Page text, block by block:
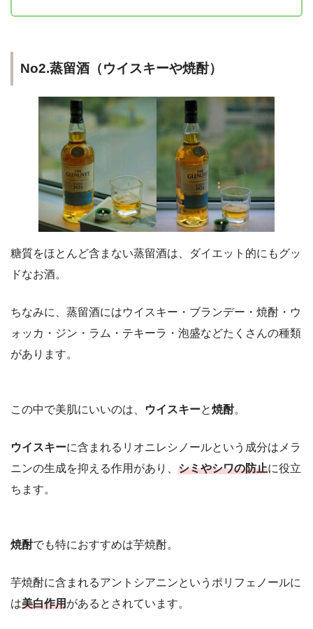
No2.蒸留酒（ウイスキーや焼酎）
糖質をほとんど含まない蒸留酒は、ダイエット的にもグッ
ドなお酒。
ちなみに、蒸留酒にはウイスキー・ブランデー・焼酎・ウ
ォッカ・ジン・ラム・テキーラ・泡盛などたくさんの種類
があります。
この中で美肌にいいのは、 ウイスキーと焼酎。
ウイスキーに含まれるリオニレシノールという成分はメラ
ニンの生成を抑える作用があり、 シミやシワの防止に役立
ちます。
焼酎でも特におすすめは芋焼酎。
芋焼酎に含まれるアントシアニンというポリフェノールに
は美白作用があるとされています。